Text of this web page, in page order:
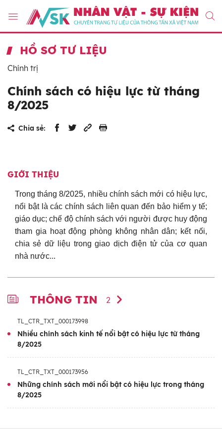
HỒ SƠ TƯ LIỆU
Chính trị
Chính sách có hiệu lực từ tháng
8/2025
Chia sẻ:
GIỚI THIỆU
Trong tháng 8/2025, nhiều chính sách mới có hiệu lực,
nổi bật là các chính sách liên quan đến bảo hiểm y tế;
giáo dục; chế độ chính sách với người được huy động
tham gia hoạt động phòng không nhân dân; kết nối,
chia sẻ dữ liệu trong giao dịch điện tử của cơ quan
nhà nước...
THÔNG TIN 2
TL_CTR_TXT_000173998
Nhiều chính sách kinh tế nổi bật có hiệu lực từ tháng
8/2025
TL_CTR_TXT_000173956
Những chính sách mới nổi bật có hiệu lực trong tháng
8/2025